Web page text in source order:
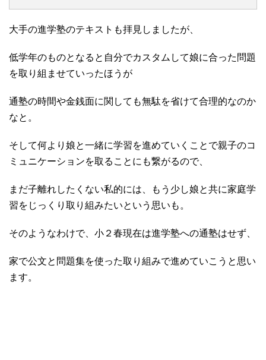
大手の進学塾のテキストも拝見しましたが、
低学年のものとなると自分でカスタムして娘に合った問題
を取り組ませていったほうが
通塾の時間や金銭面に関しても無駄を省けて合理的なのか
なと。
そして何より娘と一緒に学習を進めていくことで親子のコ
ミュニケーションを取ることにも繋がるので、
まだ子離れしたくない私的には、もう少し娘と共に家庭学
習をじっくり取り組みたいという思いも。
そのようなわけで、小２春現在は進学塾への通塾はせず、
家で公文と問題集を使った取り組みで進めていこうと思い
ます。